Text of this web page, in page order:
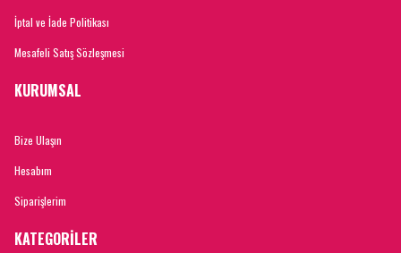
İptal ve İade Politikası
Mesafeli Satış Sözleşmesi
KURUMSAL
Bize Ulaşın
Hesabım
Siparişlerim
KATEGORİLER